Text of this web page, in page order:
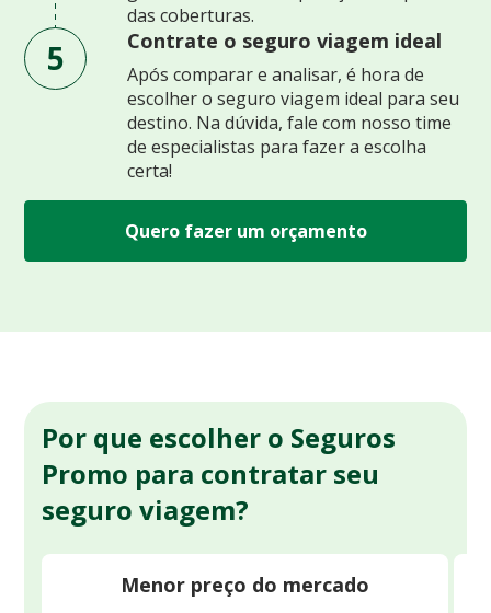
das coberturas.
5 Contrate o seguro viagem ideal
Após comparar e analisar, é hora de
escolher o seguro viagem ideal para seu
destino. Na dúvida, fale com nosso time
de especialistas para fazer a escolha
certa!
Quero fazer um orçamento
Por que escolher o Seguros
Promo para contratar seu
seguro viagem?
Menor preço do mercado